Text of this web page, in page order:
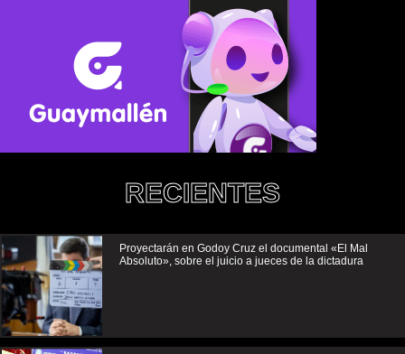
RECIENTES
Proyectarán en Godoy Cruz el documental «El Mal
Absoluto», sobre el juicio a jueces de la dictadura